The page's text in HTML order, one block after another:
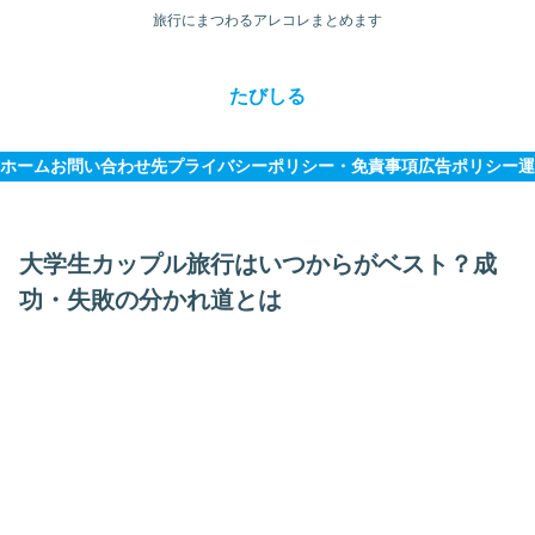
旅行にまつわるアレコレまとめます
たびしる
ホームお問い合わせ先プライバシーポリシー・免責事項広告ポリシー
大学生カップル旅行はいつからがベスト？成
功・失敗の分かれ道とは